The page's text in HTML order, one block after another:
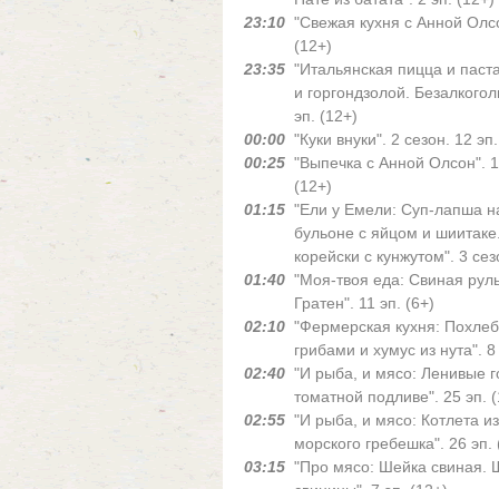
23:10 "Свежая кухня с Анной
(12+)
23:35 "Итальянская пицца и
и горгондзолой.
эп. (12+)
00:00 "Куки внуки". 2 сезон. 12
00:25 "Выпечка с Анной Олсон".
(12+)
01:15 "Ели у Емели: Суп-лапша
бульоне с яйцом и
корейски с кунжутом". 3
01:40 "Моя-твоя еда: Свиная
Гратен". 11 эп. (6+)
02:10 "Фермерская кухня:
грибами и хумус из нута".
02:40 "И рыба, и мясо: Ленивые
томатной подливе". 25 эп.
02:55 "И рыба, и мясо: Котлета
морского гребешка". 26 эп.
03:15 "Про мясо: Шейка свиная.